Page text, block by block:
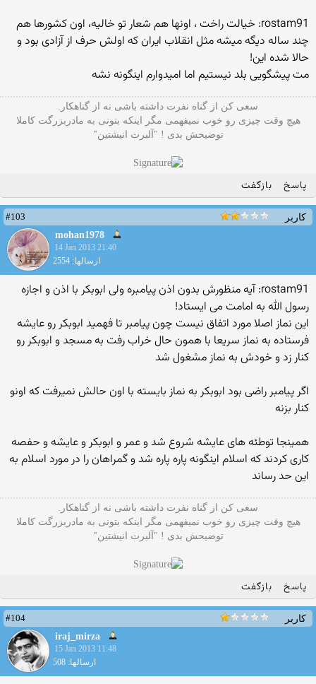
rostam91: خیالت راخت ، اونها هم شعار تو خالیه، اون کشورها هم
چند ساله دیگه میشه مثل انقلاب ایران که اولش حرف از آزادی بود و
حالا شده این!
مت پیشگویی بلد نیستیم اما امیدوارم اینگونه نشه
سعی کن از گناه نفرت داشته باشی نه از گناهکار.
هیچ وقت چیزی رو خوب نمیفهمی مگر اینکه بتونی به مادربزرگت کاملا
توضیحش بدی ! "آلبرت انیشتین"
پاسخ بازگفت
کاربر
#103
mohan1978
14 Jan 2013 21:40
ارسالها: 2554
rostam91: آیه منظورش بدون اذن پیامبره ولی ابوبکر با اذن و اجازه
رسول الله به امامت می ایستاد!
این نماز اصلا مورد اتفاق نیست چون پیامبر تا فهمید ابوبکر رو عایشه
فرستاده به نماز سریعا با همون حال خراب رفت به مسجد و ابوبکر رو
کنار زد و خودش به نماز مشغول شد
اگر پیامبر راضی بود ابوبکر به نماز بایسته با اون حالش نمیرفت که اونو
کنار بزنه
همینجا توطئه های عایشه شروع شد و عمر و ابوبکر و عایشه و حفصه
کاری کردند که اسلام اینگونه پاره پاره شد و گمراهان را در مورد اسلام به
این حد رساند
سعی کن از گناه نفرت داشته باشی نه از گناهکار.
هیچ وقت چیزی رو خوب نمیفهمی مگر اینکه بتونی به مادربزرگت کاملا
توضیحش بدی ! "آلبرت انیشتین"
پاسخ بازگفت
کاربر
#104
iraj_mirza
15 Jan 2013 11:48
ارسالها: 508